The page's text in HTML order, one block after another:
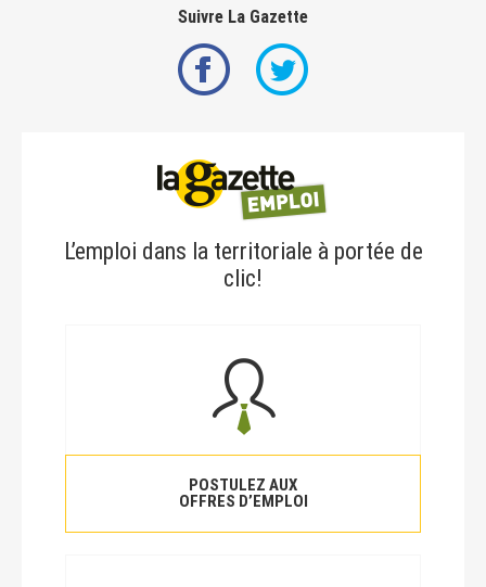
Suivre La Gazette
L’emploi dans la territoriale à portée de
clic!
POSTULEZ AUX
OFFRES D’EMPLOI